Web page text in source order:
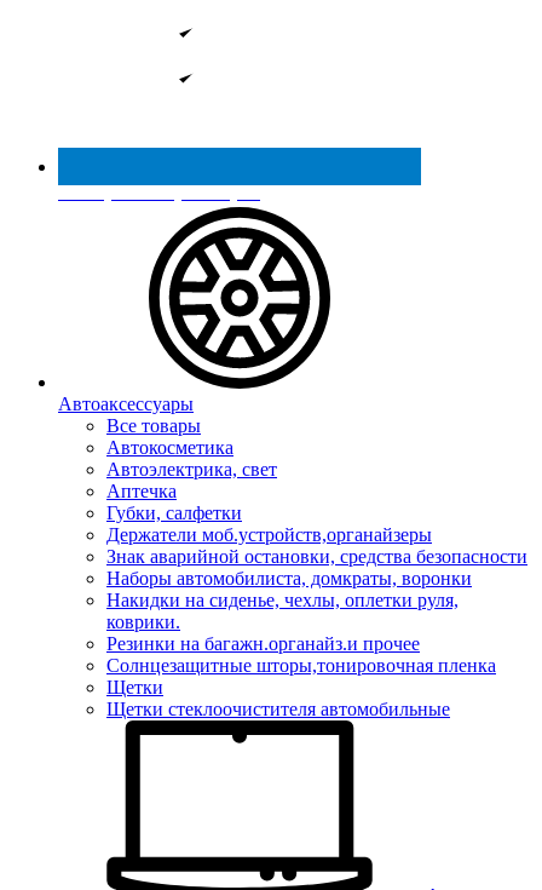
Реестр МинПромТорга
Автоаксессуары
Все товары
Автокосметика
Автоэлектрика, свет
Аптечка
Губки, салфетки
Держатели моб.устройств,органайзеры
Знак аварийной остановки, средства безопасности
Наборы автомобилиста, домкраты, воронки
Накидки на сиденье, чехлы, оплетки руля,
коврики.
Резинки на багажн.органайз.и прочее
Солнцезащитные шторы,тонировочная пленка
Щетки
Щетки стеклоочистителя автомобильные